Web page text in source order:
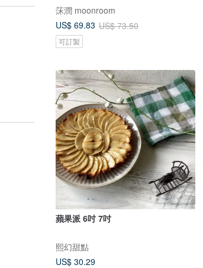
莯潤 moonroom
US$ 69.83 US$ 73.50
可訂製
蘋果派 6吋 7吋
熙幻甜點
US$ 30.29